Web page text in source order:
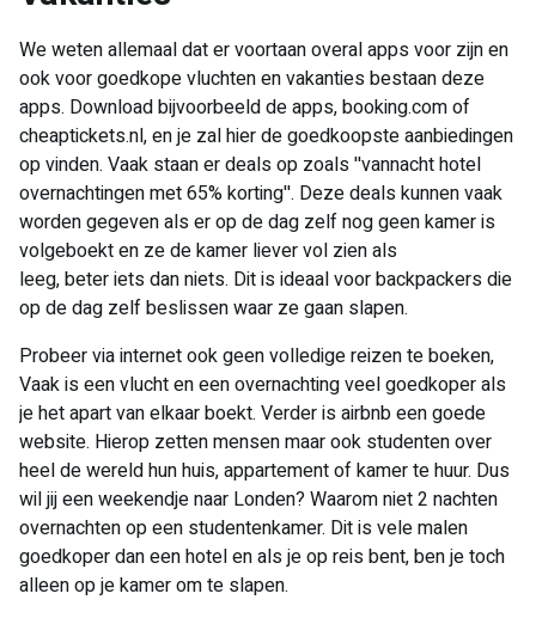
We weten allemaal dat er voortaan overal apps voor zijn en
ook voor goedkope vluchten en vakanties bestaan deze
apps. Download bijvoorbeeld de apps, booking.com of
cheaptickets.nl, en je zal hier de goedkoopste aanbiedingen
op vinden. Vaak staan er deals op zoals ''vannacht hotel
overnachtingen met 65% korting''. Deze deals kunnen vaak
worden gegeven als er op de dag zelf nog geen kamer is
volgeboekt en ze de kamer liever vol zien als
leeg, beter iets dan niets. Dit is ideaal voor backpackers die
op de dag zelf beslissen waar ze gaan slapen.
Probeer via internet ook geen volledige reizen te boeken,
Vaak is een vlucht en een overnachting veel goedkoper als
je het apart van elkaar boekt. Verder is airbnb een goede
website. Hierop zetten mensen maar ook studenten over
heel de wereld hun huis, appartement of kamer te huur. Dus
wil jij een weekendje naar Londen? Waarom niet 2 nachten
overnachten op een studentenkamer. Dit is vele malen
goedkoper dan een hotel en als je op reis bent, ben je toch
alleen op je kamer om te slapen.